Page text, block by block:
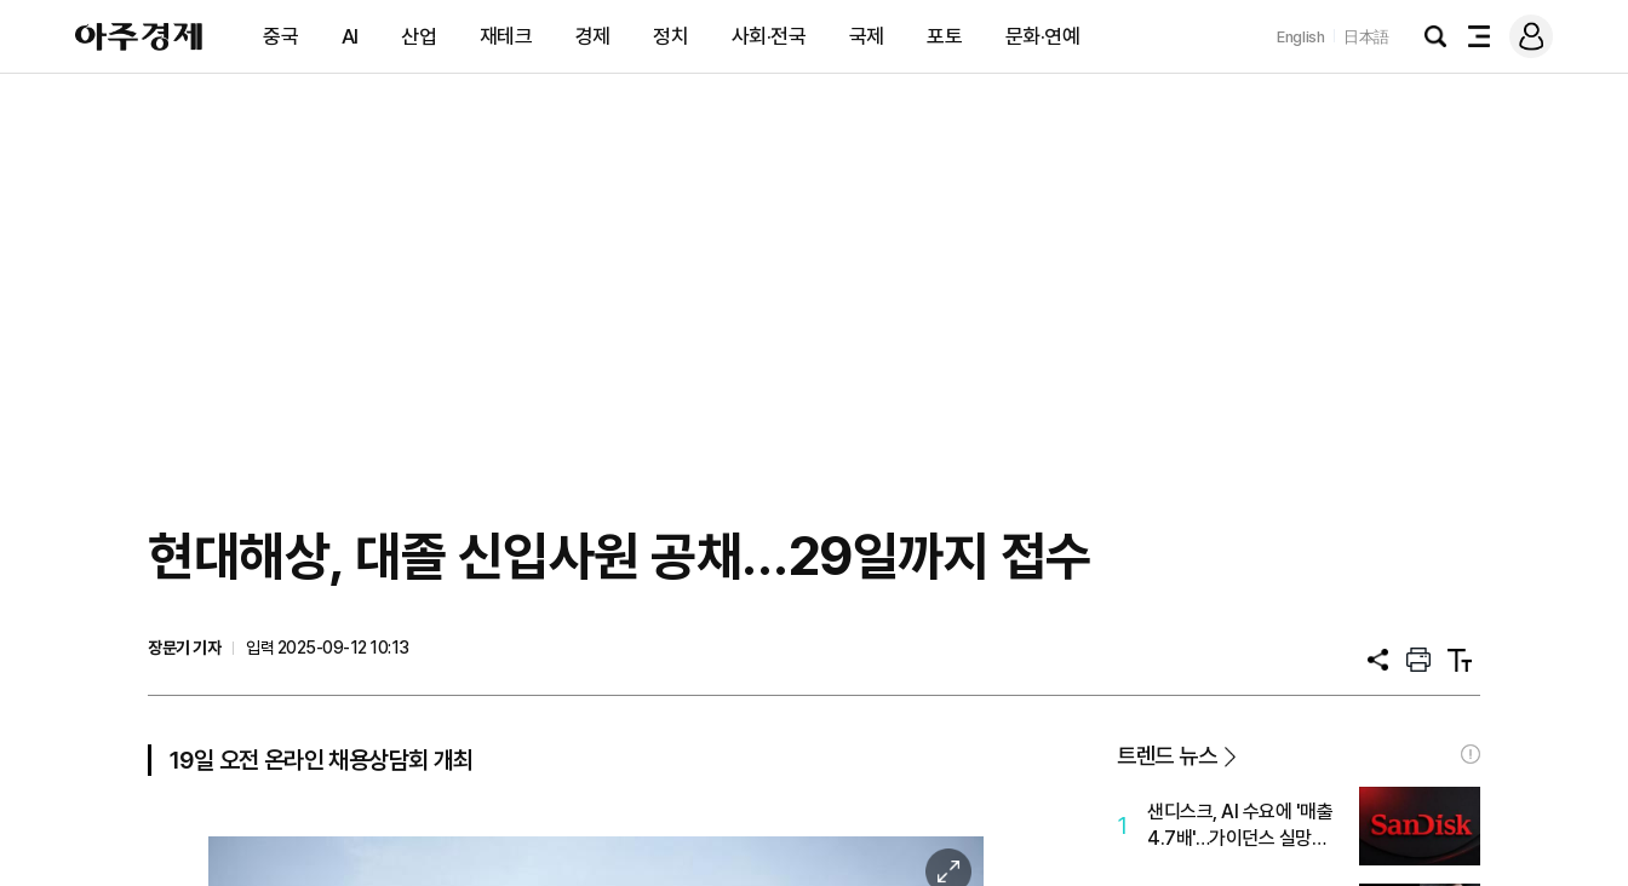
아
주
제
중국 AI 산업 재테크 경제 정치 사회·전국 국제 포토 문화·연예 English 日本語
검
전
메
그
현대해상, 대졸 신입사원 공채…29일까지 접수
장문기 기자
입력 2025-09-12 10:13
공
프
트
텍
트
19일 오전 온라인 채용상담회 개최
이
트렌드 뉴스
1
샌디스크, AI 수요에 '매출
4.7배'…가이던스 실망에